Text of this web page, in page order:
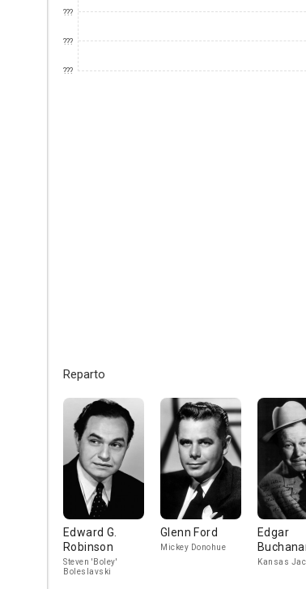
???
???
???
Reparto
Edward G.
Robinson
Steven 'Boley'
Boleslavski
Glenn Ford
Mickey Donohue
Edgar
Kansas